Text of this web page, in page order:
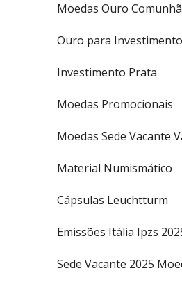
Moedas Ouro
Ouro para Investimento
Investimento Prata
Moedas Promocionais
Moedas Sede Vacante
Material Numismático
Cápsulas Leuchtturm
Emissões Itália Ipzs
Sede Vacante 2025